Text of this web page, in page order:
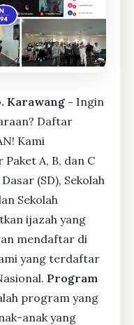
Karawang - Ingin
Daftar
Kami
A, B, dan C
(SD), Sekolah
Sekolah
ijazah yang
mendaftar di
yang terdaftar
Program
program yang
anak yang